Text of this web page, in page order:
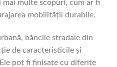
multe scopuri, cum ar fi
mobilității durabile.
băncile stradale din
de caracteristicile și
pot fi finisate cu diferite